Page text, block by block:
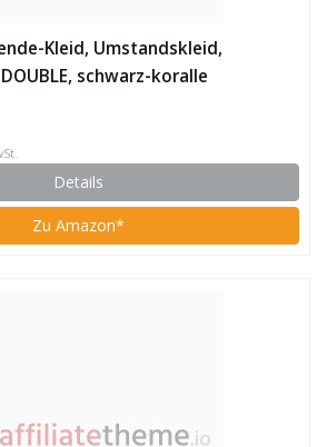
Kleid, Umstandskleid,
schwarz-koralle
Details
Zu Amazon*